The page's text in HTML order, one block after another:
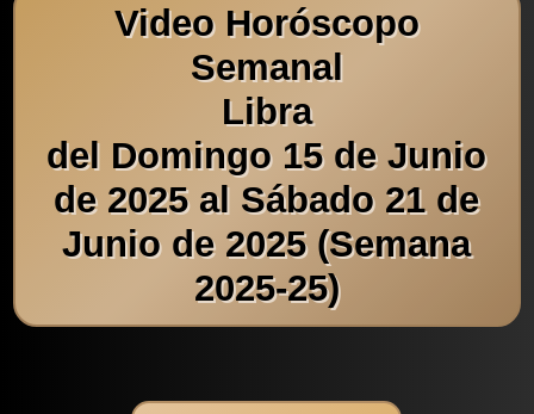
Video Horóscopo
Semanal
Libra
del Domingo 15 de Junio
de 2025 al Sábado 21 de
Junio de 2025 (Semana
2025-25)